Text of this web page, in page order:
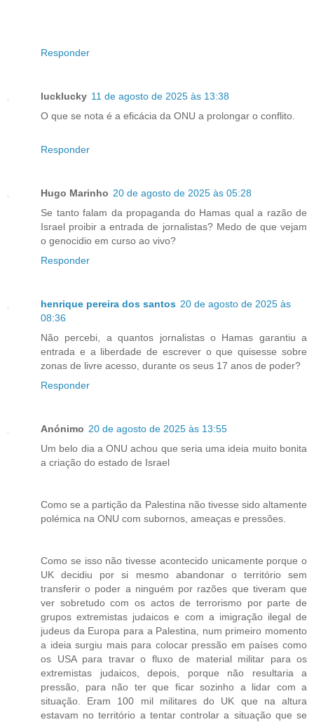
Responder
lucklucky 11 de agosto de 2025 às 13:38
O que se nota é a eficácia da ONU a prolongar o conflito.
Responder
Hugo Marinho 20 de agosto de 2025 às 05:28
Se tanto falam da propaganda do Hamas qual a razão de
Israel proibir a entrada de jornalistas? Medo de que vejam
o genocidio em curso ao vivo?
Responder
henrique pereira dos santos 20 de agosto de 2025 às
08:36
Não percebi, a quantos jornalistas o Hamas garantiu a
entrada e a liberdade de escrever o que quisesse sobre
zonas de livre acesso, durante os seus 17 anos de poder?
Responder
Anónimo 20 de agosto de 2025 às 13:55
Um belo dia a ONU achou que seria uma ideia muito bonita
a criação do estado de Israel
Como se a partição da Palestina não tivesse sido altamente
polémica na ONU com subornos, ameaças e pressões.
Como se isso não tivesse acontecido unicamente porque o
UK decidiu por si mesmo abandonar o território sem
transferir o poder a ninguém por razões que tiveram que
ver sobretudo com os actos de terrorismo por parte de
grupos extremistas judaicos e com a imigração ilegal de
judeus da Europa para a Palestina, num primeiro momento
a ideia surgiu mais para colocar pressão em países como
os USA para travar o fluxo de material militar para os
extremistas judaicos, depois, porque não resultaria a
pressão, para não ter que ficar sozinho a lidar com a
situação. Eram 100 mil militares do UK que na altura
estavam no território a tentar controlar a situação que se